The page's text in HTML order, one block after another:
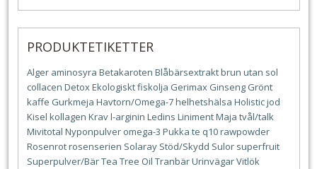
PRODUKTETIKETTER
Alger aminosyra Betakaroten Blåbärsextraktbrun utan sol
collacen DetoxEkologisktfiskolja Gerimax Ginseng Grönt
kaffe Gurkmeja Havtorn/Omega-7helhetshälsa Holisticjod
Kisel kollagen Kravl-arginin Ledins LinimentMaja tvål/talk
Mivitotal Nyponpulver omega-3 Pukka te q10rawpowder
Rosenrotrosenserien Solaray Stöd/Skydd Sulor superfruit
Superpulver/BärTea Tree Oil TranbärUrinvägarVitlök